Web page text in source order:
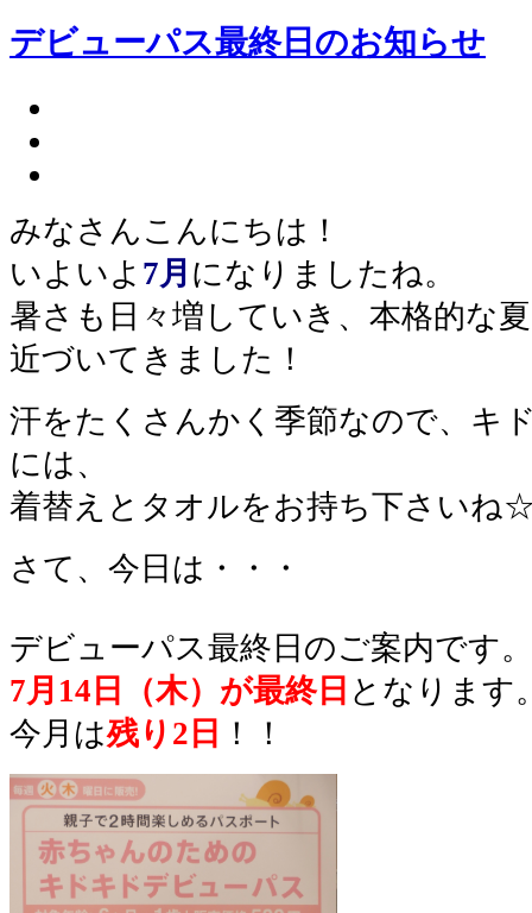
デビューパス最終日のお知らせ
みなさんこんにちは！
いよいよ 7月 になりましたね。
暑さも日々増していき、本格的な
近づいてきました！
汗をたくさんかく季節なので、キ
には、
着替えとタオルをお持ち下さいね
さて、今日は・・・
デビューパス最終日のご案内です。
7月14日（木）が最終日 となります
今月は残り2日 ！！